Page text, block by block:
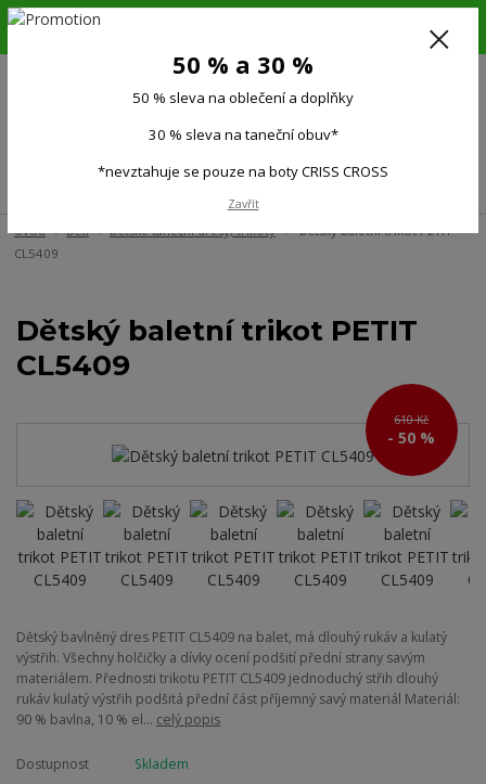
6.-16.8.26. DOVOLENÁ !!! 50 % SLEVA na všechno oblečení a doplňky !!!
(Po-Pá 9:00-15.00)
Úvod Děti Dětské taneční dresy, trikoty
Dětský baletní trikot PETIT
CL5409
Dětský baletní trikot PETIT
CL5409
610 Kč
- 50 %
Dětský bavlněný dres PETIT CL5409 na balet, má dlouhý rukáv a kulatý
výstřih. Všechny holčičky a dívky ocení podšití přední strany savým
materiálem. Přednosti trikotu PETIT CL5409 jednoduchý střih dlouhý
rukáv kulatý výstřih podšitá přední část příjemný savý materiál Materiál:
90 % bavlna, 10 % el... celý popis
Dostupnost
Skladem
50 % a 30 %
50 % sleva na oblečení a doplňky
30 % sleva na taneční obuv*
*nevztahuje se pouze na boty CRISS CROSS
Zavřít